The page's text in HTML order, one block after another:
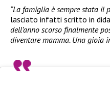
“La famiglia è sempre stata il
lasciato infatti scritto in
dell’anno scorso finalmente
diventare mamma. Una gioia